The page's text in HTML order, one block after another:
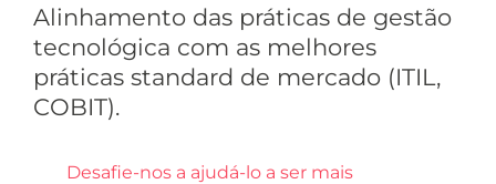
Alinhamento das práticas de gestão
tecnológica com as melhores
práticas standard de mercado (ITIL,
COBIT).
Desafie-nos a ajudá-lo a ser mais